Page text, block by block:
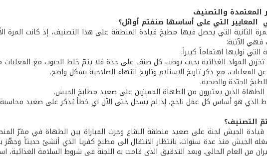
المعتمدة والتصنيف
التي على أساسها صنفتم أوائل؟
فهي الآتية:
التي نوليها اهتماماً كبيراً.
المواد الغذائية بحيث يوضب كل صنف على حدة فلا يتمّ خلط الحبوب مع
المعلبات، مع ذكر تاريخ الاستلام وتاريخ انتهاء الصلاحية بشكل واضح.
الجيّدة والصحية.
الذين يعتبرون من الطهاة المميزين على صعيد مطابخ الجيش.
الذي هو أساس كل عمل ناجح، إذ لم يسجل حتى الآن اي خطأ يُذكر على صعيد
التصنيف؟
الجيش لجنة على صعيد منطقة البقاع وجرت المباراة بين الطهاة في مقرّ
الجيش منذ عدة سنوات، بانتظار الانتقال الى مطبخ كفريا الذي أنشئ حديثاً
من العام الحالي. وبعد التدقيق الذي قامت به اللجنة في شروط السلامة الغذائية،